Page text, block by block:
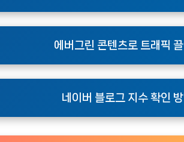
에버그린 콘텐츠로 트래픽 끌
네이버 블로그 지수 확인